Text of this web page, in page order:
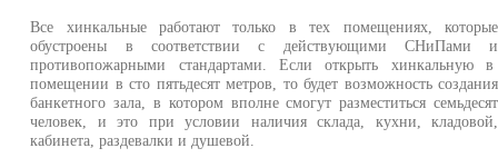
Все хинкальные работают только в тех помещениях, которые
обустроены в соответствии с действующими СНиПами и
противопожарными стандартами. Если открыть хинкальную в
помещении в сто пятьдесят метров, то будет возможность создания
банкетного зала, в котором вполне смогут разместиться семьдесят
человек, и это при условии наличия склада, кухни, кладовой,
кабинета, раздевалки и душевой.